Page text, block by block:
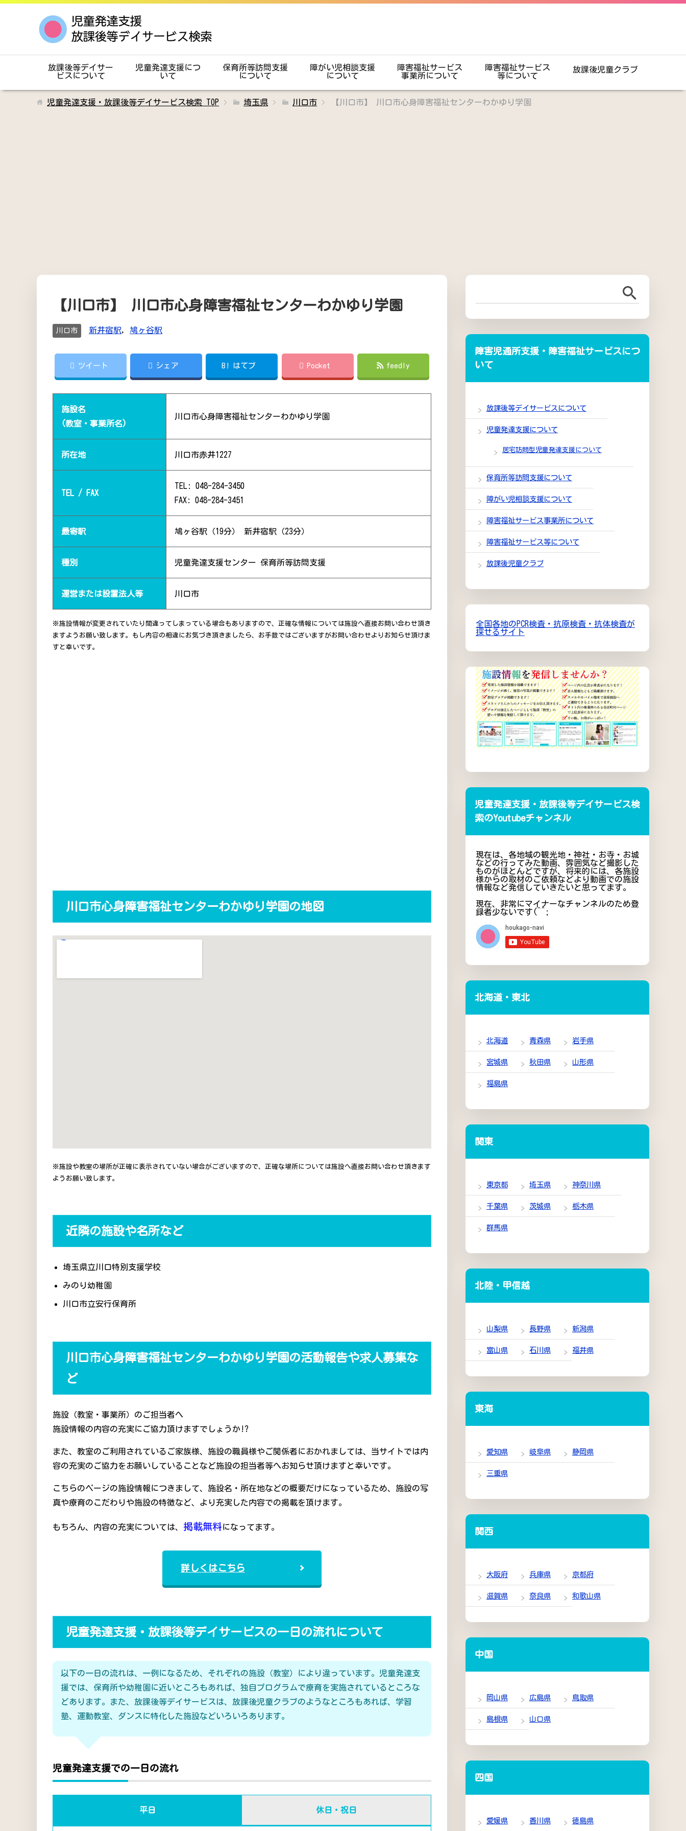
放課後等デイサー
ビスについて
児童発達支援につ
いて
保育所等訪問支援
について
障がい児相談支援
について
障害福祉サービス
事業所について
障害福祉サービス
等について
放課後児童クラブ
児童発達支援・放課後等デイサービス検索 TOP 埼玉県 川口市 【川口市】 川口市心身障害福祉センターわかゆり学園
【川口市】 川口市心身障害福祉センターわかゆり学園
川口市 新井宿駅, 鳩ヶ谷駅
ツイート シェア B! はてブ Pocket feedly
施設名
(教室・事業所名)
川口市心身障害福祉センターわかゆり学園
所在地 川口市赤井1227
TEL / FAX
TEL: 048-284-3450
FAX: 048-284-3451
最寄駅 鳩ヶ谷駅（19分） 新井宿駅（23分）
種別 児童発達支援センター 保育所等訪問支援
運営または設置法人等 川口市
※施設情報が変更されていたり間違ってしまっている場合もありますので、正確な情報については施設へ直接お問い合わせ頂き
ますようお願い致します。もし内容の相違にお気づき頂きましたら、お手数ではございますがお問い合わせよりお知らせ頂けま
すと幸いです。
川口市心身障害福祉センターわかゆり学園の地図
※施設や教室の場所が正確に表示されていない場合がございますので、正確な場所については施設へ直接お問い合わせ頂きます
ようお願い致します。
近隣の施設や名所など
埼玉県立川口特別支援学校
みのり幼稚園
川口市立安行保育所
川口市心身障害福祉センターわかゆり学園の活動報告や求人募集な
ど
施設（教室・事業所）のご担当者へ
施設情報の内容の充実にご協力頂けますでしょうか!?
また、教室のご利用されているご家族様、施設の職員様やご関係者におかれましては、当サイトでは内
容の充実のご協力をお願いしていることなど施設の担当者等へお知らせ頂けますと幸いです。
こちらのページの施設情報につきまして、施設名・所在地などの概要だけになっているため、施設の写
真や療育のこだわりや施設の特徴など、より充実した内容での掲載を頂けます。
もちろん、内容の充実については、 掲載無料になってます。
詳しくはこちら
児童発達支援・放課後等デイサービスの一日の流れについて
以下の一日の流れは、一例になるため、それぞれの施設（教室）により違っています。児童発達支
援では、保育所や幼稚園に近いところもあれば、独自プログラムで療育を実施されているところな
どあります。また、放課後等デイサービスは、放課後児童クラブのようなところもあれば、学習
塾、運動教室、ダンスに特化した施設などいろいろあります。
児童発達支援での一日の流れ
平日 休日・祝日
障害児通所支援・障害福祉サービスにつ
いて
放課後等デイサービスについて
児童発達支援について
居宅訪問型児童発達支援について
保育所等訪問支援について
障がい児相談支援について
障害福祉サービス事業所について
障害福祉サービス等について
放課後児童クラブ
全国各地のPCR検査・抗原検査・抗体検査が
探せるサイト
児童発達支援・放課後等デイサービス検
索のYoutubeチャンネル
現在は、各地域の観光地・神社・お寺・お城
などの行ってみた動画、雰囲気など撮影した
ものがほとんどですが、将来的には、各施設
様からの取材のご依頼などより動画での施設
情報など発信していきたいと思ってます。
現在、非常にマイナーなチャンネルのため登
録者少ないです(^^;
北海道・東北
北海道 青森県 岩手県
宮城県 秋田県 山形県
福島県
関東
東京都 埼玉県 神奈川県
千葉県 茨城県 栃木県
群馬県
北陸・甲信越
山梨県 長野県 新潟県
富山県 石川県 福井県
東海
愛知県 岐阜県 静岡県
三重県
関西
大阪府 兵庫県 京都府
滋賀県 奈良県 和歌山県
中国
岡山県 広島県 鳥取県
島根県 山口県
四国
愛媛県 香川県 徳島県